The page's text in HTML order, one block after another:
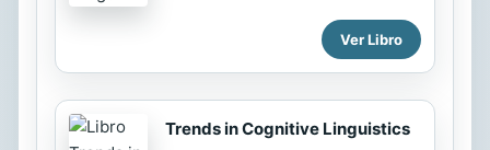
fascinante, sabia y extremadamente
original colección de textos sobre
cine latinoamericano y de España.
Desde los años sesenta hasta
nuestro presente, Efectos de
imagen atraviesa con extraordinaria
Ver Libro
Trends in Cognitive Linguistics